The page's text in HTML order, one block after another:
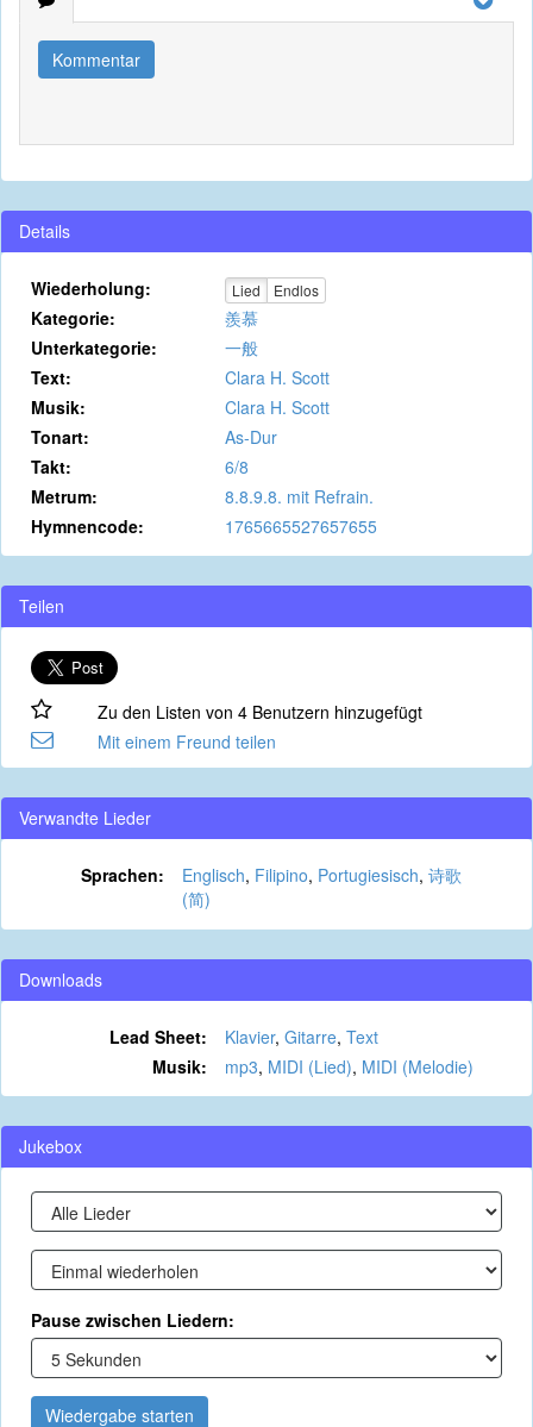
Kommentar
Details
Wiederholung: Lied Endlos
Kategorie:
羨慕
Unterkategorie:
一般
Text:
Clara H. Scott
Musik:
Clara H. Scott
Tonart:
As-Dur
Takt:
6/8
Metrum:
8.8.9.8. mit Refrain.
Hymnencode:
1765665527657655
Teilen
Zu den Listen von 4 Benutzern hinzugefügt
Mit einem Freund teilen
Verwandte Lieder
Sprachen: Englisch, Filipino, Portugiesisch, 诗歌
(简)
Downloads
Lead Sheet: Klavier, Gitarre, Text
Musik:
mp3, MIDI (Lied), MIDI (Melodie)
Jukebox
Pause zwischen Liedern:
Wiedergabe starten